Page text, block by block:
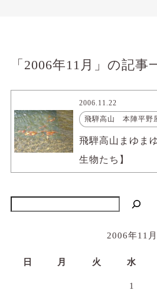
「2006年11月」の記事
2006.11.22
飛騨高山 本陣平野
飛騨高山まゆま
生物たち】
2006年11月
日 月 火 水
1